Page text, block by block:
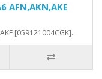
AFN,AKN,AKE
[059121004CGK]..